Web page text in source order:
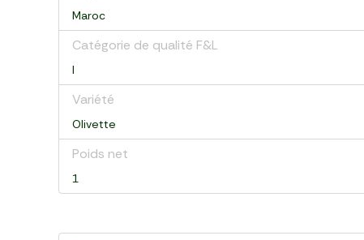
Maroc
Catégorie de qualité F&L
I
Variété
Olivette
Poids net
1